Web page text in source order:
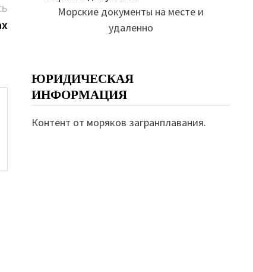
Следующая
запись:
Морские документы на месте и
удаленно
ЮРИДИЧЕСКАЯ
ИНФОРМАЦИЯ
Контент от моряков загранплавания.